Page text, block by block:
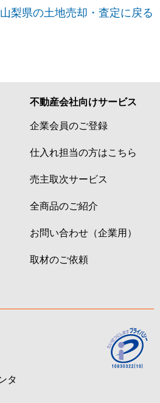
山梨県の土地売却・査定に戻る
不動産会社向けサービス
企業会員のご登録
仕入れ担当の方はこちら
売主取次サービス
全商品のご紹介
お問い合わせ（企業用）
取材のご依頼
タ